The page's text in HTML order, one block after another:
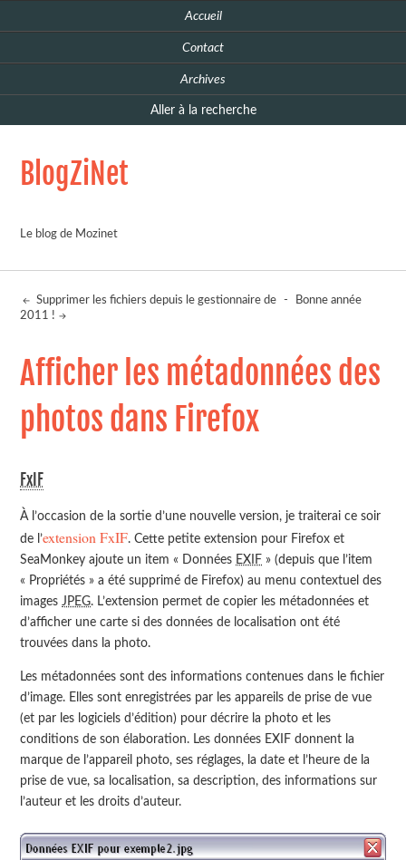
Accueil
Contact
Archives
Aller à la recherche
BlogZiNet
Le blog de Mozinet
Supprimer les fichiers depuis le gestionnaire de -
Bonne année
2011 !
Afficher les métadonnées des
photos dans Firefox
FxIF
À l’occasion de la sortie d’une nouvelle version, je traiterai ce soir
de l’extension FxIF. Cette petite extension pour Firefox et
SeaMonkey ajoute un item « Données EXIF » (depuis que l’item
« Propriétés » a été supprimé de Firefox) au menu contextuel des
images JPEG. L’extension permet de copier les métadonnées et
d’afficher une carte si des données de localisation ont été
trouvées dans la photo.
Les métadonnées sont des informations contenues dans le fichier
d’image. Elles sont enregistrées par les appareils de prise de vue
(et par les logiciels d’édition) pour décrire la photo et les
conditions de son élaboration. Les données EXIF donnent la
marque de l’appareil photo, ses réglages, la date et l’heure de la
prise de vue, sa localisation, sa description, des informations sur
l’auteur et les droits d’auteur.